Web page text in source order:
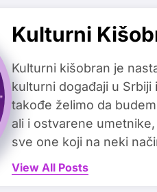
Kulturni
Kulturni kišobran je
kulturni događaji u
takođe želimo da
ali i ostvarene
sve one koji na neki
View All Posts